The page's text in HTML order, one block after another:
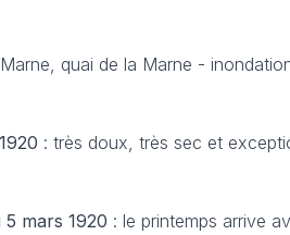
quai de la Marne -
: très doux, très sec et
5 mars 1920 : le printemps arrive